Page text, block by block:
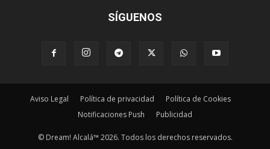
SÍGUENOS
Aviso Legal Política de privacidad
Política de Cookies
Notificaciones Push
Publicidad
© Dream! Alcalá™ 2026. Todos los derechos reservados.